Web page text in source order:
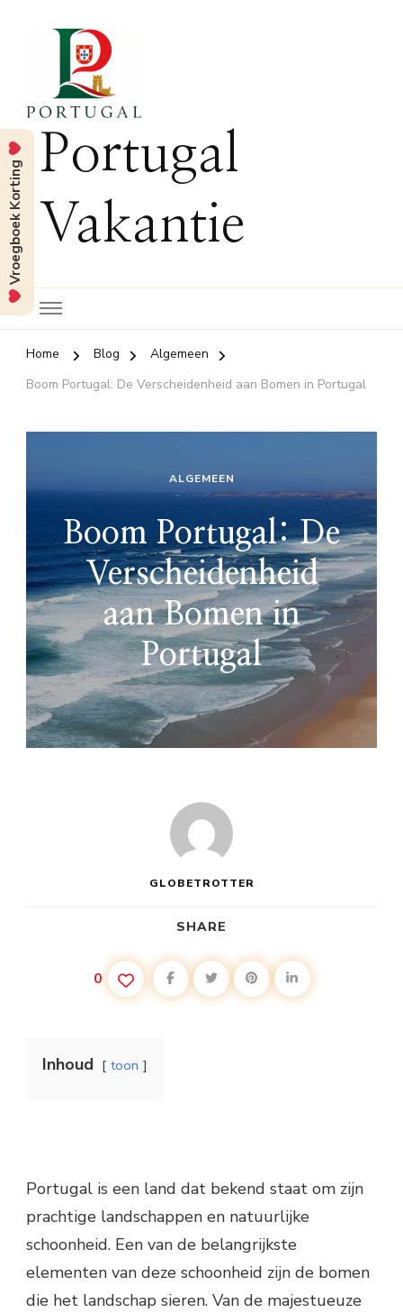
Portugal
Vakantie
Home Blog
Algemeen
Boom Portugal: De Verscheidenheid aan Bomen in Portugal
ALGEMEEN
Boom Portugal: De
Verscheidenheid
aan Bomen in
Portugal
GLOBETROTTER
SHARE
0
Inhoud toon
Portugal is een land dat bekend staat om zijn
prachtige landschappen en natuurlijke
schoonheid. Een van de belangrijkste
elementen van deze schoonheid zijn de bomen
die het landschap sieren. Van de majestueuze
Vroegboek Korting